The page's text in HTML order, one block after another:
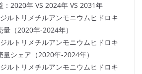
：2020年 VS 2024年 VS 2031年
ルトリメチルアンモニウムヒドロキ
（2020年-2024年）
ルトリメチルアンモニウムヒドロキ
シェア（2020年-2024年）
ルトリメチルアンモニウムヒドロキ